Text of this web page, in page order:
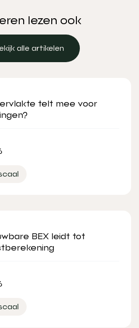
lezen ook
alle artikelen
telt mee voor
BEX leidt tot